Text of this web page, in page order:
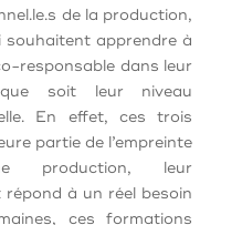
de la production,
souhaitent apprendre à
responsable dans leur
soit leur niveau
En effet, ces trois
partie de l’empreinte
production, leur
à un réel besoin
ces formations